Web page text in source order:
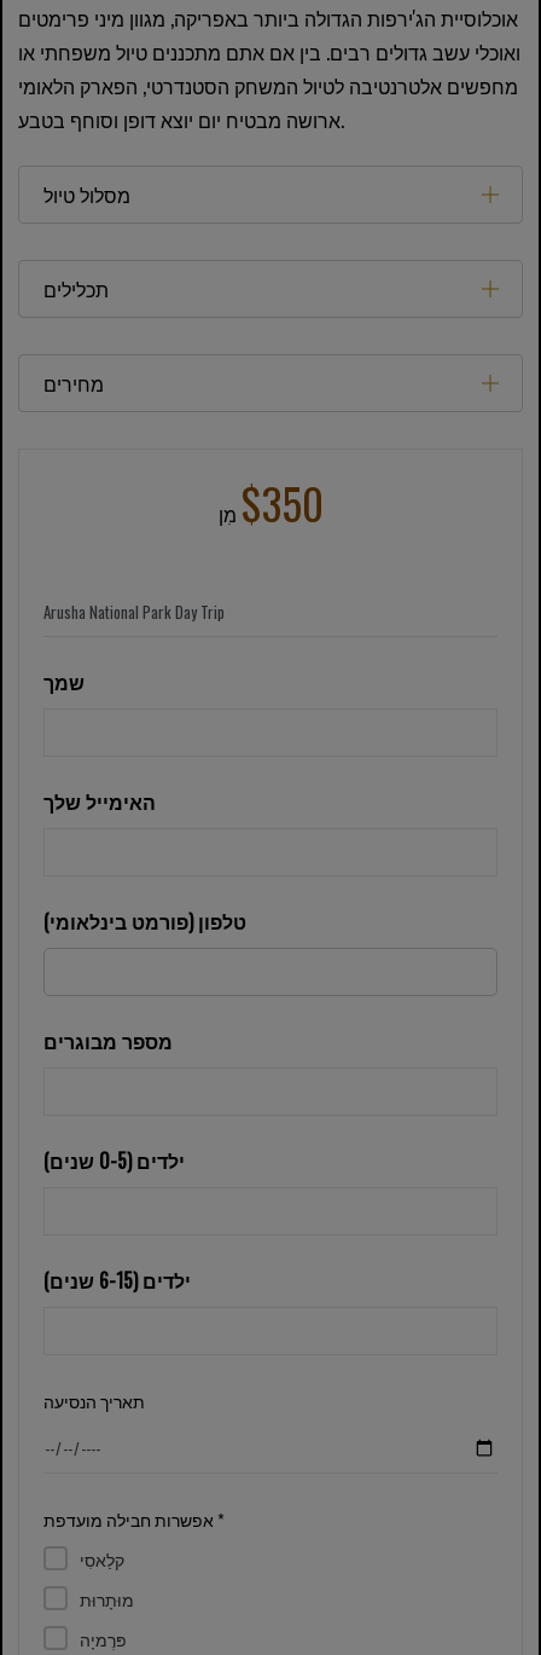
אוכלוסיית הג'ירפות הגדולה ביותר באפריקה, מגוון מיני פרימטים
ואוכלי עשב גדולים רבים. בין אם אתם מתכננים טיול משפחתי או
מחפשים אלטרנטיבה לטיול המשחק הסטנדרטי, הפארק הלאומי
ארושה מבטיח יום יוצא דופן וסוחף בטבע.
מסלול טיול
תכלילים
מחירים
מִן $350
שמך
האימייל שלך
טלפון (פורמט בינלאומי)
מספר מבוגרים
ילדים (0-5 שנים)
ילדים (6-15 שנים)
תאריך הנסיעה
אפשרות חבילה מועדפת *
קלַאסִי
מוּתָרוּת
פּרֶמיָה